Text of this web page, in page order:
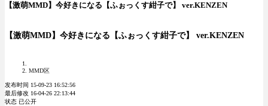
【激萌MMD】今好きになる【ふぉっくす紺子で】 ver.KENZEN
【激萌MMD】今好きになる【ふぉっくす紺子で】 ver.KENZEN
MMD区
发布时间 15-09-23 16:52:56
最后修改 16-04-26 22:13:44
状态 已公开